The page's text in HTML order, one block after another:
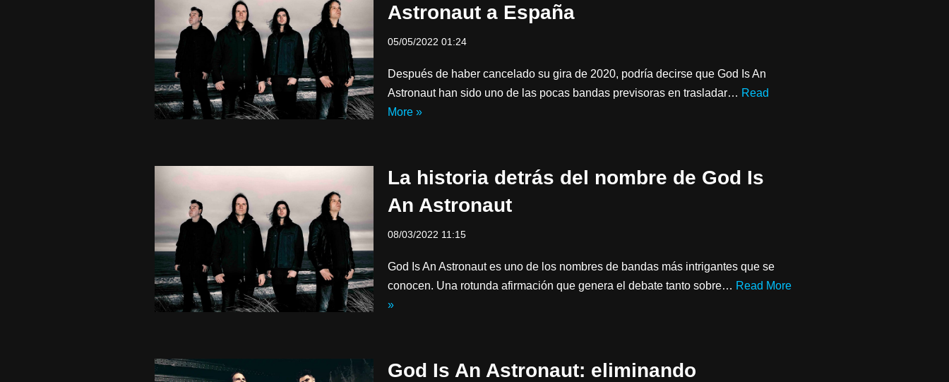
Astronaut a España
05/05/2022 01:24
Después de haber cancelado su gira de 2020, podría decirse que God Is An
Astronaut han sido uno de las pocas bandas previsoras en trasladar… Read
More »
La historia detrás del nombre de God Is
An Astronaut
08/03/2022 11:15
God Is An Astronaut es uno de los nombres de bandas más intrigantes que se
conocen. Una rotunda afirmación que genera el debate tanto sobre… Read More
»
God Is An Astronaut: eliminando